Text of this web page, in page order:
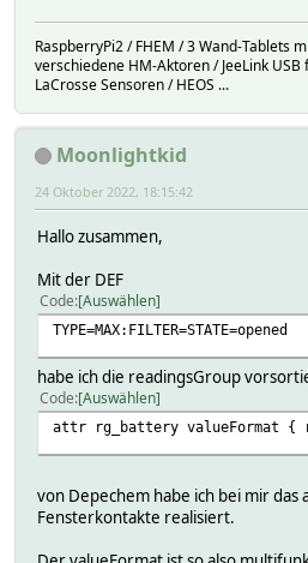
RaspberryPi2 / FHEM / 3 Wand-Tablets
verschiedene HM-Aktoren / JeeLink
LaCrosse Sensoren / HEOS ...
Moonlightkid
24 Oktober 2022, 18:15:42
Hallo zusammen,
Mit der DEF
Code Auswählen
TYPE=MAX:FILTER=STATE=opened
habe ich die readingsGroup
Code Auswählen
attr rg_battery valueFormat
von Depechem habe ich bei mir das
Fensterkontakte realisiert.